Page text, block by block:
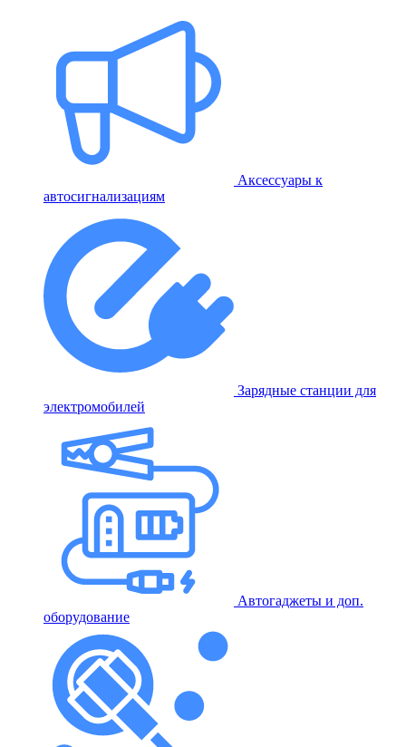
Аксессуары к
автосигнализациям
Зарядные станции для
электромобилей
Автогаджеты и доп.
оборудование